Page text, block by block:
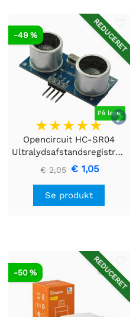

REDUCERET
På lager
-49 %
Opencircuit HC-SR04
Ultralydsafstandsregistreringsmodul
€ 2,05 € 1,05
Se produkt
REDUCERET
-50 %